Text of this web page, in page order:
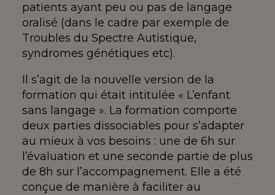
patients ayant peu ou pas de langage
oralisé (dans le cadre par exemple de
Troubles du Spectre Autistique,
syndromes génétiques etc).
Il s’agit de la nouvelle version de la
formation qui était intitulée « L’enfant
sans langage ». La formation comporte
deux parties dissociables pour s’adapter
au mieux à vos besoins : une de 6h sur
l’évaluation et une seconde partie de plus
de 8h sur l’accompagnement. Elle a été
conçue de manière à faciliter au